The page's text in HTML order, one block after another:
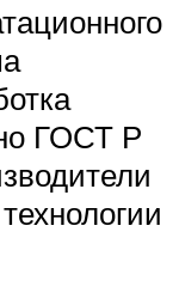
ГОСТ Р